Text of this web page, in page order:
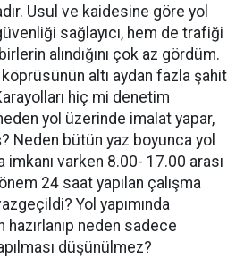
Usul ve kaidesine göre yol
sağlayıcı, hem de trafiği
alındığını çok az gördüm.
altı aydan fazla şahit
hiç mi denetim
yol üzerinde imalat yapar,
Neden bütün yaz boyunca yol
imkanı varken 8.00- 17.00 arası
24 saat yapılan çalışma
Yol yapımında
hazırlanıp neden sadece
düşünülmez?